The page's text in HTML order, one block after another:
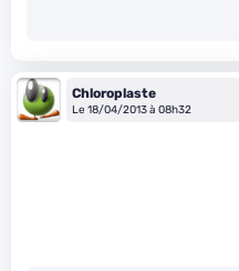
Chloroplaste
Le 18/04/2013 à 08h32